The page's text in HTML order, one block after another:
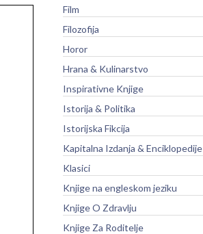
Film
Filozofija
Horor
Hrana & Kulinarstvo
Inspirativne Knjige
Istorija & Politika
Istorijska Fikcija
Kapitalna Izdanja & Enciklopedije
Klasici
Knjige na engleskom jeziku
Knjige O Zdravlju
Knjige Za Roditelje